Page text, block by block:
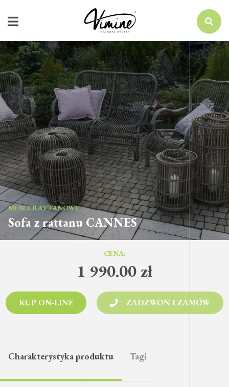
MEBLE RATTANOWE
Sofa z rattanu CANNES
CENA:
1 990.00 zł
KUP ON-LINE ZADZWOŃ I ZAMÓW
Charakterystyka produktu Tagi